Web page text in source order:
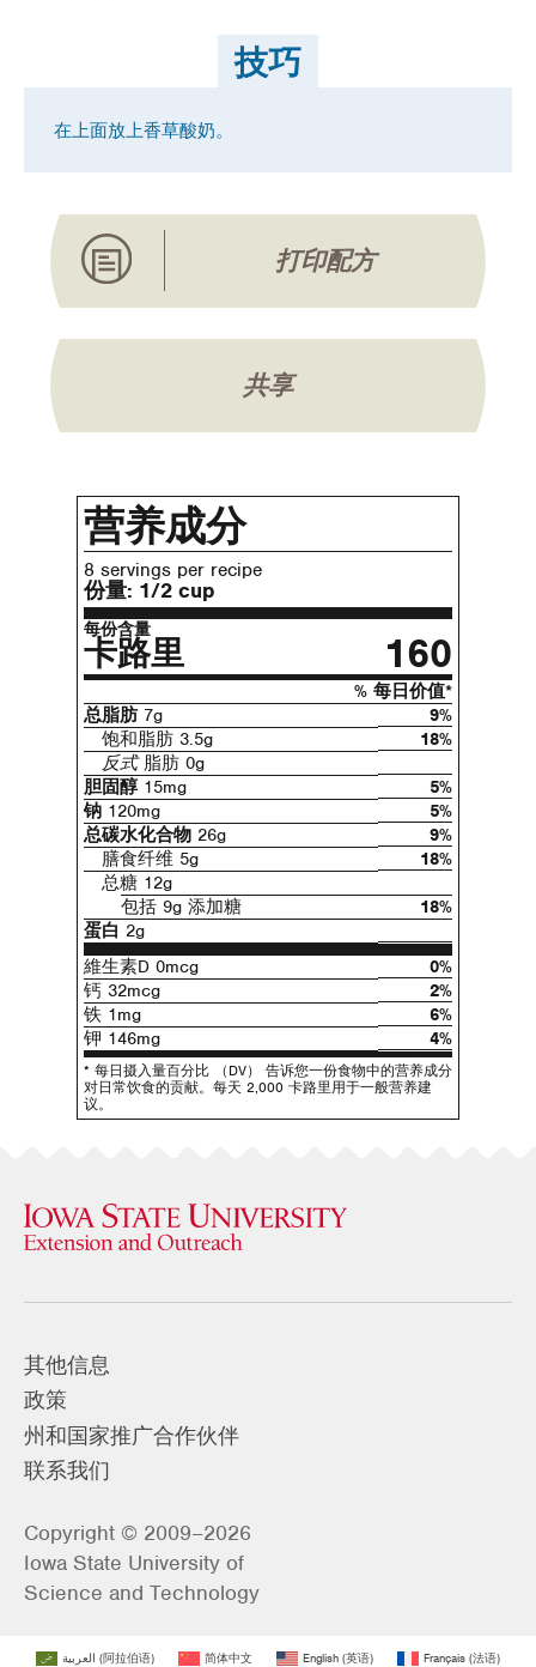
技巧
在上面放上香草酸奶。
打印配方
共享
营养成分
8 servings per recipe
份量: 1/2 cup
每份含量
卡路里 160
% 每日价值*
总脂肪7g
9%
饱和脂肪 3.5g
18%
反式脂肪 0g
胆固醇15mg
5%
钠 120mg
5%
总碳水化合物 26g
9%
膳食纤维 5g
18%
总糖 12g
包括 9g 添加糖
18%
蛋白 2g
維生素D 0mcg
0%
钙 32mcg
2%
铁 1mg
6%
钾 146mg
4%
* 每日摄入量百分比 （DV） 告诉您一份食物中的营养成分
对日常饮食的贡献。每天 2,000 卡路里用于一般营养建
议。
其他信息
政策
州和国家推广合作伙伴
联系我们
Copyright © 2009–2026
Iowa State University of
Science and Technology
العربية (阿拉伯语) 简体中文 English (英语) Français (法语)